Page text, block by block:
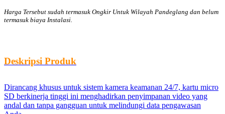
Harga Tersebut sudah termasuk Ongkir Untuk Wilayah Pandeglang dan belum
termasuk biaya Instalasi.
Deskripsi Produk
Dirancang khusus untuk sistem kamera keamanan 24/7, kartu micro
SD berkinerja tinggi ini menghadirkan penyimpanan video yang
andal dan tanpa gangguan untuk melindungi data pengawasan